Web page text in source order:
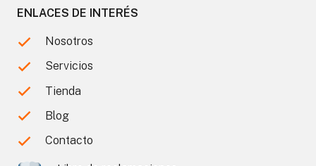
ENLACES DE INTERÉS
Nosotros
Servicios
Tienda
Blog
Contacto